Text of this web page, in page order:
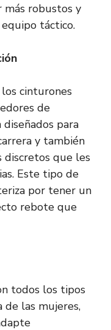
más robustos y
táctico.
cinturones
de
para
y también
discretos que les
Este tipo de
por tener un
rebote que
todos los tipos
de las mujeres,